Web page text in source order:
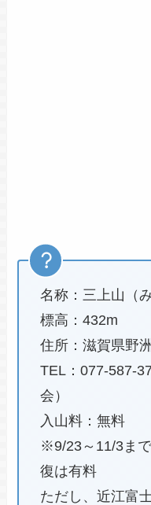
名称：三上山（
標高：432m
住所：滋賀県野
TEL：077-587-
会）
入山料：無料
※9/23～11/3ま
復は有料
ただし、近江富